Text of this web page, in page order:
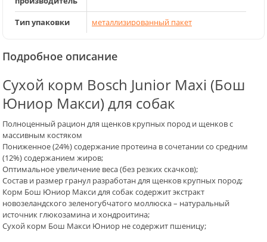
Тип упаковки
металлизированный пакет
Подробное описание
Сухой корм Bosch Junior Maxi (Бош
Юниор Макси) для собак
Полноценный рацион для щенков крупных пород и щенков с
массивным костяком
Пониженное (24%) содержание протеина в сочетании со средним
(12%) содержанием жиров;
Оптимальное увеличение веса (без резких скачков);
Состав и размер гранул разработан для щенков крупных пород;
Корм Бош Юниор Макси для собак содержит экстракт
новозеландского зеленогубчатого моллюска – натуральный
источник глюкозамина и хондроитина;
Сухой корм Бош Макси Юниор не содержит пшеницу;